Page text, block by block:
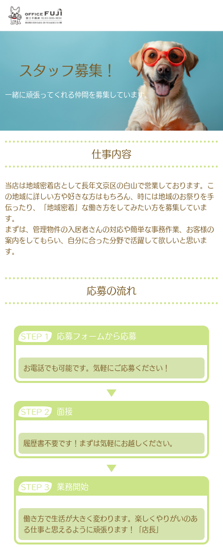
スタッフ募集！
一緒に頑張ってくれる仲間を募集しています。
仕事内容
当店は地域密着店として長年文京区の白山で営業しております。こ
の地域に詳しい方や好きな方はもちろん、時には地域のお祭りを手
伝ったり、「地域密着」な働き方をしてみたい方を募集していま
す。
まずは、管理物件の入居者さんの対応や簡単な事務作業、お客様の
案内をしてもらい、自分に合った分野で活躍して欲しいと思いま
す。
応募の流れ
STEP 1 応募フォームから応募
お電話でも可能です。気軽にご応募ください！
STEP 2 面接
履歴書不要です！まずは気軽にお越しください。
STEP 3 業務開始
働き方で生活が大きく変わります。楽しくやりがいのあ
る仕事と思えるように頑張ります！「店長」